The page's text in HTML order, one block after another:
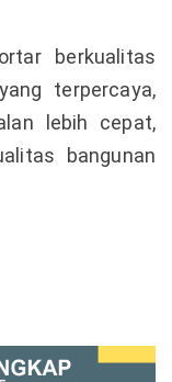
berkualitas
terpercaya,
lebih cepat,
bangunan